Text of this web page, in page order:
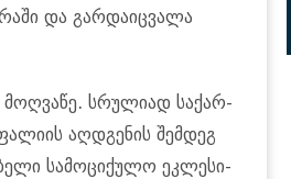
და გარ­და­იც­ვა­ლა
სრუ­ლი­ად სა­ქარ­
აღ­დგე­ნის შემ­დეგ
სა­მო­ცი­ქუ­ლო ეკ­ლე­სი­